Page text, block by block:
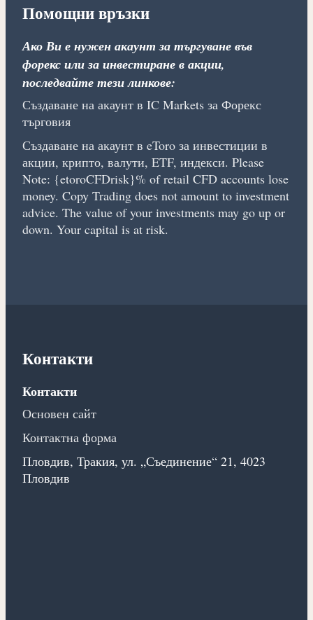
Помощни връзки
Ако Ви е нужен акаунт за търгуване във
форекс или за инвестиране в акции,
последвайте тези линкове:
Създаване на акаунт в IC Markets за Форекс
търговия
Създаване на акаунт в eToro за инвестиции в
акции, крипто, валути, ETF, индекси. Please
Note: {etoroCFDrisk}% of retail CFD accounts lose
money. Copy Trading does not amount to investment
advice. The value of your investments may go up or
down. Your capital is at risk.
Контакти
Контакти
Основен сайт
Контактна форма
Пловдив, Тракия, ул. „Съединение“ 21, 4023
Пловдив